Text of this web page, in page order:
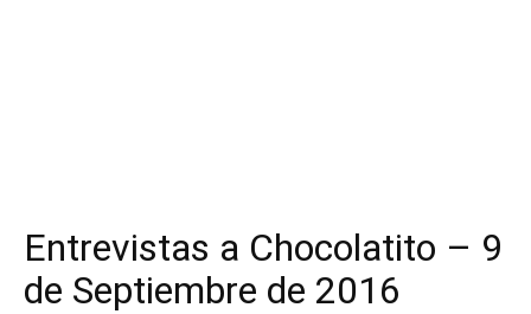
Entrevistas a Chocolatito – 9
de Septiembre de 2016